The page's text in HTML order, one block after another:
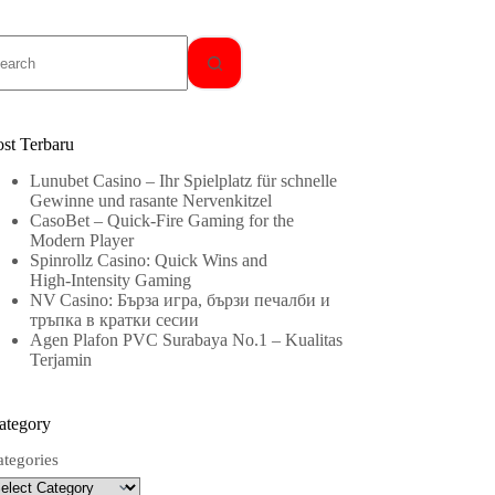
Terbaru
Lunubet Casino – Ihr Spielplatz für schnelle
Gewinne und rasante Nervenkitzel
CasoBet – Quick‑Fire Gaming for the
Modern Player
Spinrollz Casino: Quick Wins and
High‑Intensity Gaming
NV Casino: Бърза игра, бързи печалби и
тръпка в кратки сесии
Agen Plafon PVC Surabaya No.1 – Kualitas
Terjamin